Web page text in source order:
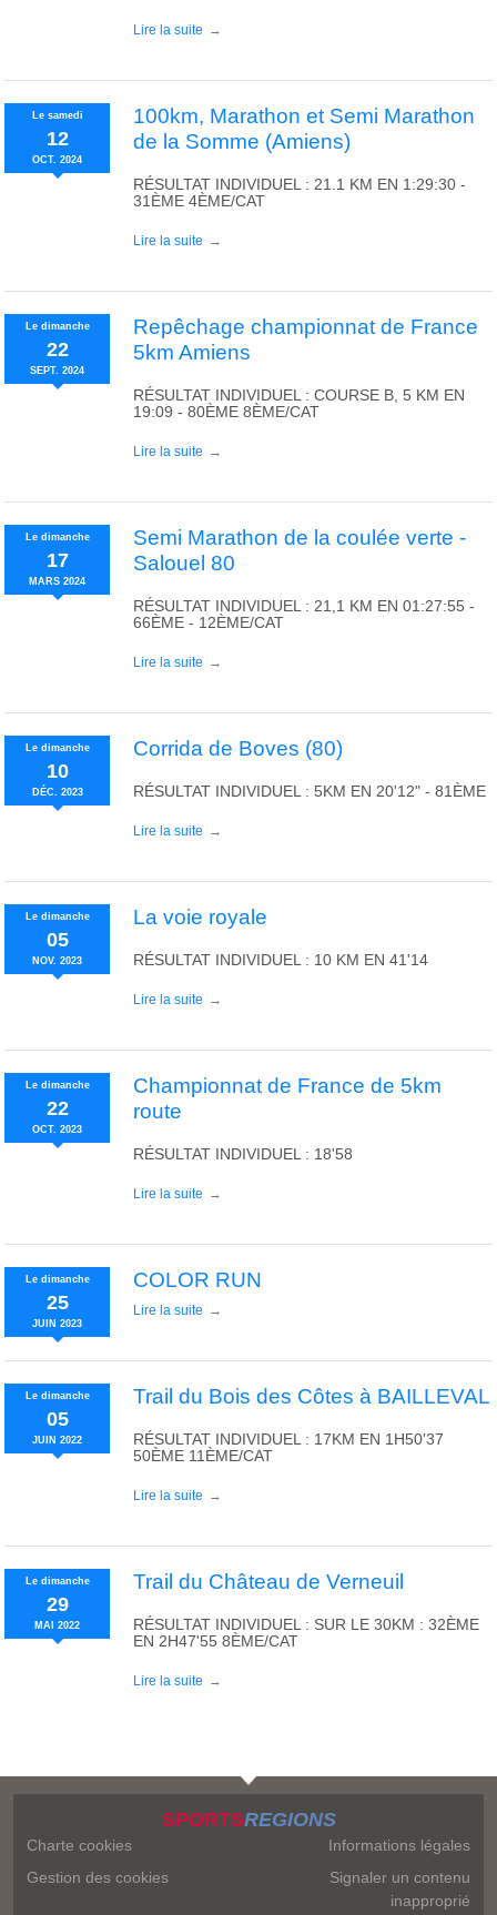
Lire la suite
Le samedi
12
OCT. 2024
100km, Marathon et Semi Marathon
de la Somme (Amiens)
RÉSULTAT INDIVIDUEL : 21.1 KM EN 1:29:30 -
31ÈME 4ÈME/CAT
Lire la suite
Le dimanche
22
SEPT. 2024
Repêchage championnat de France
5km Amiens
RÉSULTAT INDIVIDUEL : COURSE B, 5 KM EN
19:09 - 80ÈME 8ÈME/CAT
Lire la suite
Le dimanche
17
MARS 2024
Semi Marathon de la coulée verte -
Salouel 80
RÉSULTAT INDIVIDUEL : 21,1 KM EN 01:27:55 -
66ÈME - 12ÈME/CAT
Lire la suite
Le dimanche
10
DÉC. 2023
Corrida de Boves (80)
RÉSULTAT INDIVIDUEL : 5KM EN 20'12" - 81ÈME
Lire la suite
Le dimanche
05
NOV. 2023
La voie royale
RÉSULTAT INDIVIDUEL : 10 KM EN 41'14
Lire la suite
Le dimanche
22
OCT. 2023
Championnat de France de 5km
route
RÉSULTAT INDIVIDUEL : 18'58
Lire la suite
Le dimanche
25
JUIN 2023
COLOR RUN
Lire la suite
Le dimanche
05
JUIN 2022
Trail du Bois des Côtes à BAILLEVAL
RÉSULTAT INDIVIDUEL : 17KM EN 1H50'37
50ÈME 11ÈME/CAT
Lire la suite
Le dimanche
29
MAI 2022
Trail du Château de Verneuil
RÉSULTAT INDIVIDUEL : SUR LE 30KM : 32ÈME
EN 2H47'55 8ÈME/CAT
Lire la suite
SPORTSREGIONS
Charte cookies
Gestion des cookies
Informations légales
Signaler un contenu
inapproprié